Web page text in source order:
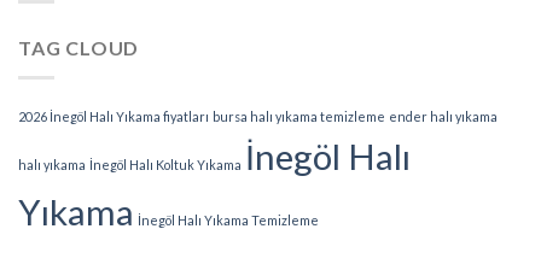
TAG CLOUD
2026 İnegöl Halı Yıkama fiyatları bursa halı yıkama temizleme ender halı yıkama
halı yıkama İnegöl Halı Koltuk Yıkama İnegöl Halı
Yıkama İnegöl Halı Yıkama Temizleme